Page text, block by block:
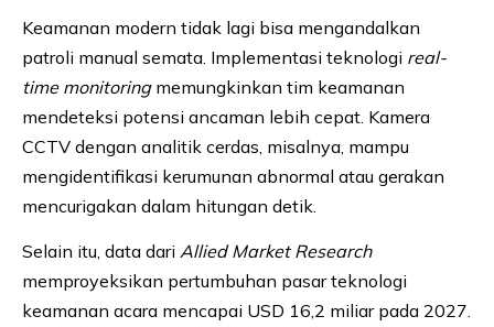
Keamanan modern tidak lagi bisa mengandalkan
patroli manual semata. Implementasi teknologi real-
time monitoringmemungkinkan tim keamanan
mendeteksi potensi ancaman lebih cepat. Kamera
CCTV dengan analitik cerdas, misalnya, mampu
mengidentifikasi kerumunan abnormal atau gerakan
mencurigakan dalam hitungan detik.
Selain itu, data dari Allied Market Research
memproyeksikan pertumbuhan pasar teknologi
keamanan acara mencapai USD 16,2 miliar pada 2027.